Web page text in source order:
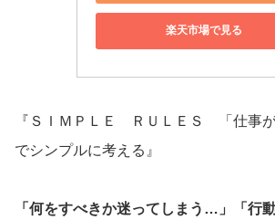
楽天市場で見る
『ＳＩＭＰＬＥ ＲＵＬＥＳ 「仕事
でシンプルに考える』
「何をすべきか迷ってしまう…」「行